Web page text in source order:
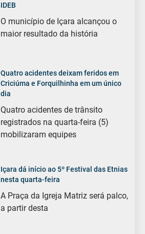
IDEB
O município de Içara alcançou o
maior resultado da história
Quatro acidentes deixam feridos em
Criciúma e Forquilhinha em um único
dia
Quatro acidentes de trânsito
registrados na quarta-feira (5)
mobilizaram equipes
Içara dá início ao 5º Festival das Etnias
nesta quarta-feira
A Praça da Igreja Matriz será palco,
a partir desta